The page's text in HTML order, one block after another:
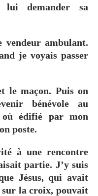
lui demander sa
vendeur ambulant.
je voyais passer
le maçon. Puis on
bénévole au
édifié par mon
poste.
à une rencontre
partie. J’y suis
Jésus, qui avait
sur la croix, pouvait